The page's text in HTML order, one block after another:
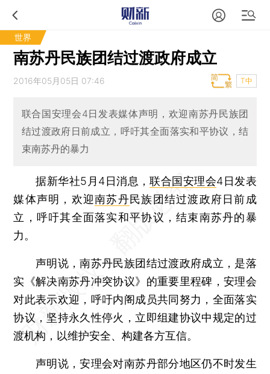
世界
南苏丹民族团结过渡政府成立
2016年05月05日 07:46 T中
联合国安理会4日发表媒体声明，欢迎南苏丹民族团
结过渡政府日前成立，呼吁其全面落实和平协议，结
束南苏丹的暴力
据新华社5月4日消息，联合国安理会4日发表
媒体声明，欢迎南苏丹民族团结过渡政府日前成
立，呼吁其全面落实和平协议，结束南苏丹的暴
力。
声明说，南苏丹民族团结过渡政府成立，是落
实《解决南苏丹冲突协议》的重要里程碑，安理会
对此表示欢迎，呼吁内阁成员共同努力，全面落实
协议，坚持永久性停火，立即组建协议中规定的过
渡机构，以维护安全、构建各方互信。
声明说，安理会对南苏丹部分地区仍不时发生